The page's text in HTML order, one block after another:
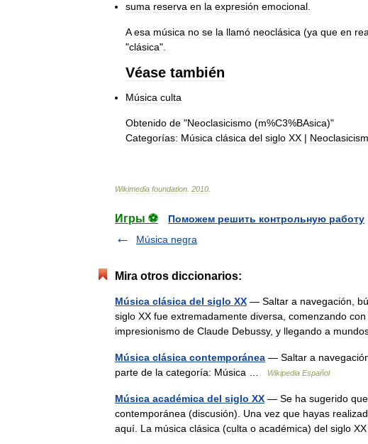
suma reserva en la expresión emocional
A esa música no se la llamó neoclásica (ya que en
"clásica".
Véase también
Música culta
Obtenido de "Neoclasicismo (m%C3%BAsica)"
Categorías: Música clásica del siglo XX |
Wikimedia foundation 2010
Игры ⚽
Поможем решить контрольную работу
Música negra
Mira otros diccionarios:
Música clásica del siglo XX — Saltar a navegación,
siglo XX fue extremadamente diversa, comenzando
impresionismo de Claude Debussy, y llegando a
Música clásica contemporánea — Saltar a
parte de la categoría: Música …
Wikipedia Español
Música académica del siglo XX — Se ha sugerido
contemporánea (discusión). Una vez que hayas
aquí. La música clásica (culta o académica) del siglo